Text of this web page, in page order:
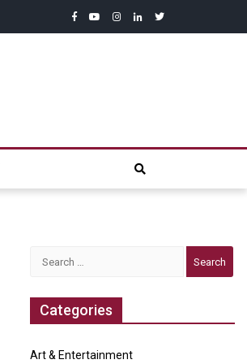
facebook
youtubeinstagram
linkedintwitter
Categories
Art & Entertainment